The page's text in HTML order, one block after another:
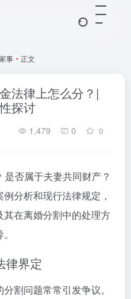
事 • 正文
法律上怎么分？|
探讨
1,479 0 0
是否属于夫妻共同财产？
分析和现行法律规定，
在离婚分割中的处理方
律界定
割问题常常引发争议。